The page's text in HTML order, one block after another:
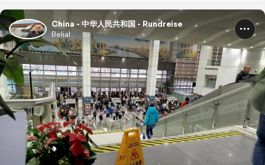
China - 中华人民共和国 - Rundreise
Belial